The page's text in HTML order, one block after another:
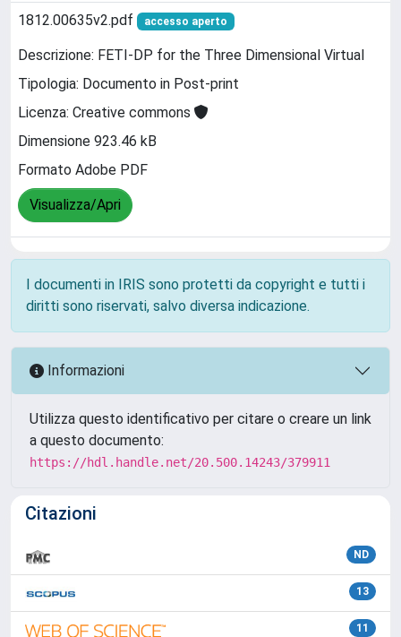
1812.00635v2.pdf accesso aperto
Descrizione: FETI-DP for the Three Dimensional Virtual
Tipologia: Documento in Post-print
Licenza: Creative commons
Dimensione 923.46 kB
Formato Adobe PDF
Visualizza/Apri
I documenti in IRIS sono protetti da copyright e tutti i
diritti sono riservati, salvo diversa indicazione.
Informazioni
Utilizza questo identificativo per citare o creare un link
a questo documento:
https://hdl.handle.net/20.500.14243/379911
Citazioni
ND
13
11